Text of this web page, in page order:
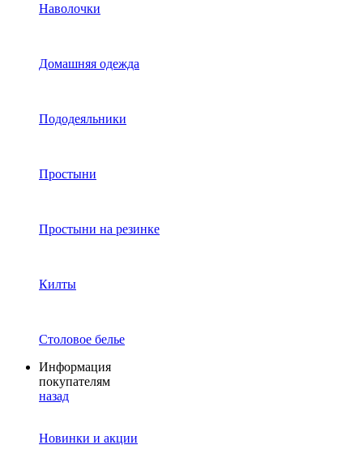
Наволочки
Домашняя одежда
Пододеяльники
Простыни
Простыни на резинке
Килты
Столовое белье
Информация
покупателям
назад
Новинки и акции